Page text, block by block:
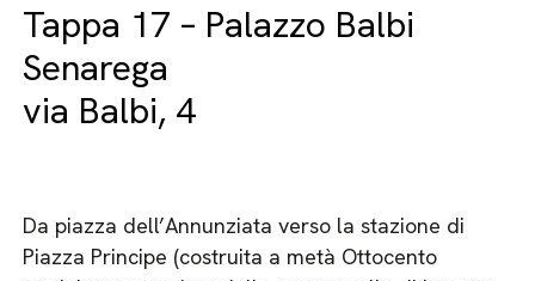
Tappa 17 – Palazzo Balbi
Senarega
via Balbi, 4
Da piazza dell’Annunziata verso la stazione di
Piazza Principe (costruita a metà Ottocento